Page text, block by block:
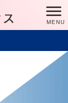
MENU